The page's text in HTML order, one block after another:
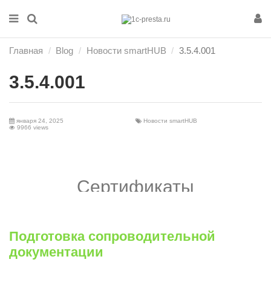
Главная Blog Новости smartHUB 3.5.4.001
3.5.4.001
января 24, 2025
Новости smartHUB
9966 views
Сертификаты
Подготовка сопроводительной
документации